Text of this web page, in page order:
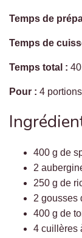
Temps de
Temps de
Temps total :
Pour : 4 portions
400 g de
2
250 g de
2 gousses
400 g de
4 cuillères